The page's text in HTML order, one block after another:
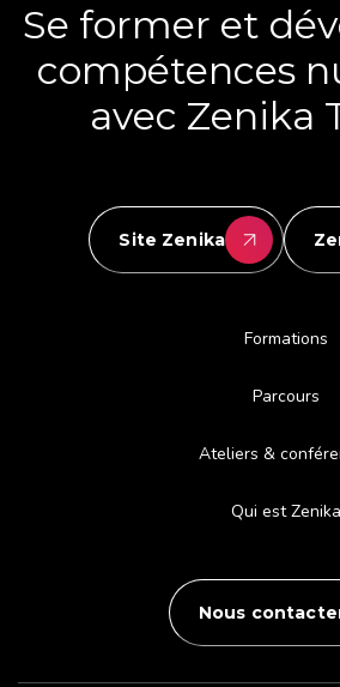
Se former et
compétences
avec Zenika
Site Zenika
Formations
Parcours
Ateliers &
Qui est Zenika
Nous